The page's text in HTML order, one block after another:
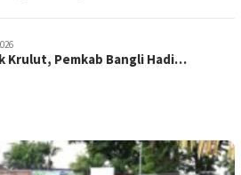
Krulut, Pemkab Bangli Hadi…